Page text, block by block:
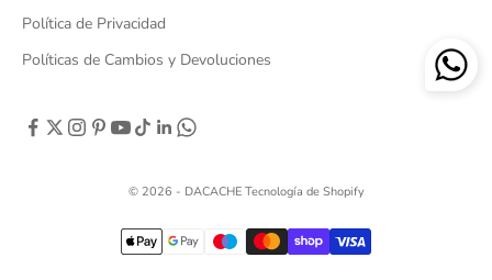
Política de Privacidad
Políticas de Cambios y Devoluciones
© 2026 - DACACHE Tecnología de Shopify